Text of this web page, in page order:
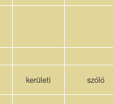
kerületi szóló